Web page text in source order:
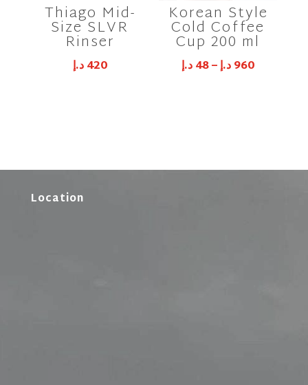
Thiago Mid-
Size SLVR
Rinser
420د.إ
Korean Style
Cold Coffee
Cup 200 ml
48د.إ – 960د.إ
Location